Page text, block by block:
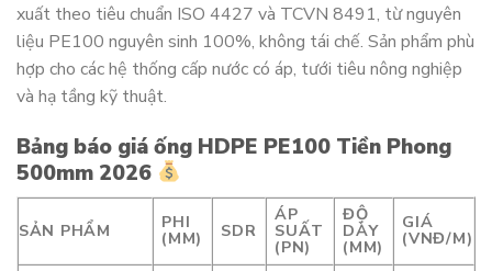
xuất theo tiêu chuẩn ISO 4427 và TCVN 8491, từ nguyên
liệu PE100 nguyên sinh 100%, không tái chế. Sản phẩm phù
hợp cho các hệ thống cấp nước có áp, tưới tiêu nông nghiệp
và hạ tầng kỹ thuật.
Bảng báo giá ống HDPE PE100 Tiền Phong
500mm 2026
SẢN PHẨM PHI
(MM) SDR
ÁP
SUẤT
(PN)
ĐỘ
DÀY
(MM)
GIÁ
(VNĐ/M)